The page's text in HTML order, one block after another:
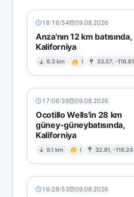
18:16:54 09.08.2026
Anza'nın 12 km batısında,
Kaliforniya
6.3 km I 33.57, -116.81
17:06:39 09.08.2026
Ocotillo Wells'in 28 km
güney-güneybatısında,
Kaliforniya
9.1 km I 32.91, -116.24
16:28:53 09.08.2026